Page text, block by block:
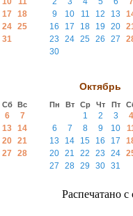
17
18
24 25
31
9
10 11 12 13
16
17 18 19 20
23
24 25 26 27
30
Сб Вс
6
7
13 14
20 21
27
28
Октябрь
Пн Вт Ср Чт Пт
1 2 3
4
6
7 8 9 10
13
14 15 16 17
20 21 22 23 24
27
28 29 30 31
Распечатано с